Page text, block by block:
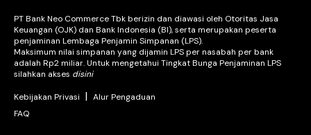
PT Bank Neo Commerce Tbk berizin dan diawasi oleh Otoritas Jasa
Keuangan (OJK) dan Bank Indonesia (BI), serta merupakan peserta
penjaminan Lembaga Penjamin Simpanan (LPS).
Maksimum nilai simpanan yang dijamin LPS per nasabah per bank
adalah Rp2 miliar. Untuk mengetahui Tingkat Bunga Penjaminan LPS
silahkan akses disini
Kebijakan Privasi | Alur Pengaduan
FAQ